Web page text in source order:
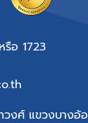
อ 1723
งศ์ แขวงบางอ้อ